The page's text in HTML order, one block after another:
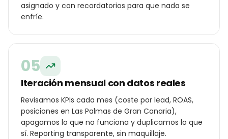
asignado y con recordatorios para que nada se
enfríe.
05
Iteración mensual con datos reales
Revisamos KPIs cada mes (coste por lead, ROAS,
posiciones en Las Palmas de Gran Canaria),
apagamos lo que no funciona y duplicamos lo que
sí. Reporting transparente, sin maquillaje.